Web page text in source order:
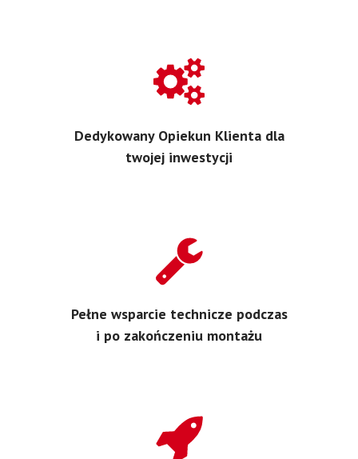
Dedykowany Opiekun Klienta dla
twojej inwestycji
Pełne wsparcie technicze podczas
i po zakończeniu montażu